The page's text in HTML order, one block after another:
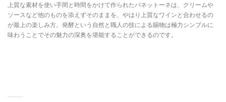
上質な素材を使い手間と時間をかけて作られたパネットーネは、クリームや
ソースなど他のものを添えずそのままを、やはり上質なワインと合わせるの
が最上の楽しみ方。発酵という自然と職人の技による賜物は極力シンプルに
味わうことでその魅力の深奥を堪能することができるのです。